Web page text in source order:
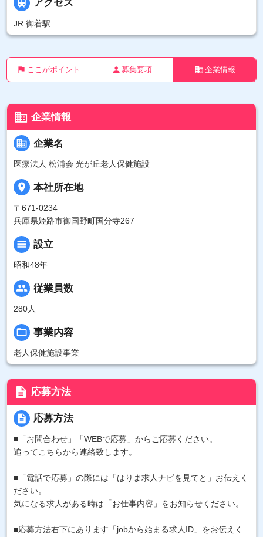
 アクセス
JR 御着駅
flag ここがポイント person 募集要項 business 企業情報
business 企業情報
business 企業名
医療法人 松浦会 光が丘老人保健施設
place 本社所在地
〒671-0234
兵庫県姫路市御国野町国分寺267
calendar_view_day 設立
昭和48年
people 従業員数
280人
folder_open 事業内容
老人保健施設事業
description 応募方法
description 応募方法
■「お問合わせ」「WEBで応募」からご応募ください。
追ってこちらから連絡致します。
■「電話で応募」の際には「はりま求人ナビを見てと」お伝えく
ださい。
気になる求人がある時は「お仕事内容」をお知らせください。
■応募方法右下にあります「jobから始まる求人ID」をお伝えく